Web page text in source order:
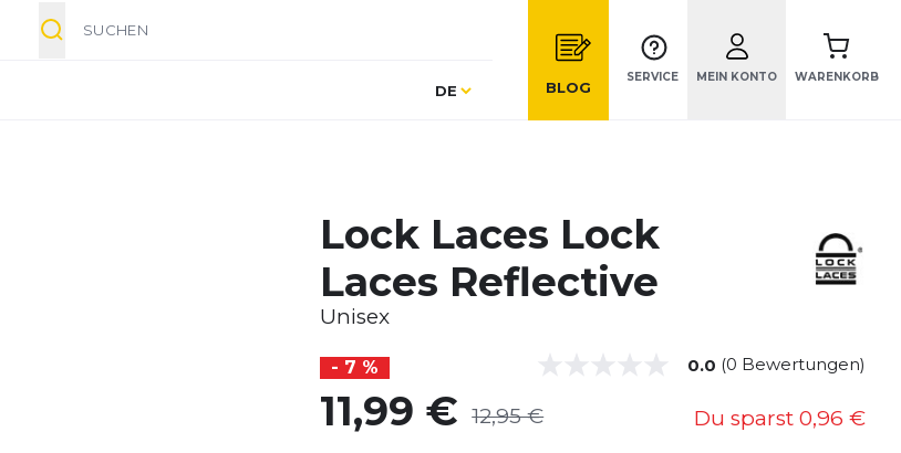
Sprache
DE BLOG
SERVICE MEIN KONTO WARENKORB
Lock Laces Lock
Laces Reflective
Unisex
- 7 % 0.0 (0 Bewertungen)
11,99 € 12,95 € Du sparst 0,96 €